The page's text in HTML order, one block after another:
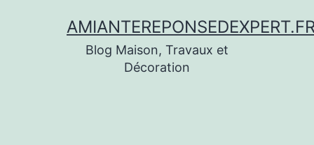
Blog Maison, Travaux et
Décoration